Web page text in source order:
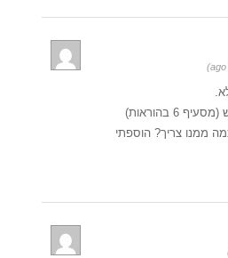
אבל שאלה: איפה מופיע הדבש (מסעיף 6 בהוראות)
ממנו צריך? הוספתי